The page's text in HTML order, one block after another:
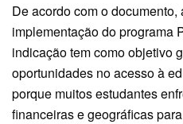
De acordo com o documento,
implementação do programa
indicação tem como objetivo
oportunidades no acesso à
porque muitos estudantes
financeiras e geográficas